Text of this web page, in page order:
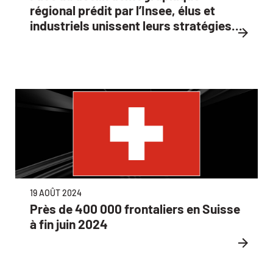
régional prédit par l’Insee, élus et
industriels unissent leurs stratégies...
19 AOÛT 2024
Près de 400 000 frontaliers en Suisse
à fin juin 2024